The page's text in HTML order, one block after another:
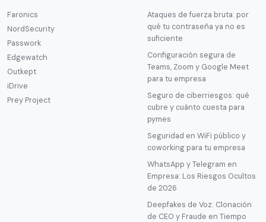
Faronics
NordSecurity
Passwork
Edgewatch
Outkept
iDrive
Prey Project
Ataques de fuerza bruta: por
qué tu contraseña ya no es
suficiente
Configuración segura de
Teams, Zoom y Google Meet
para tu empresa
Seguro de ciberriesgos: qué
cubre y cuánto cuesta para
pymes
Seguridad en WiFi público y
coworking para tu empresa
WhatsApp y Telegram en
Empresa: Los Riesgos Ocultos
de 2026
Deepfakes de Voz: Clonación
de CEO y Fraude en Tiempo